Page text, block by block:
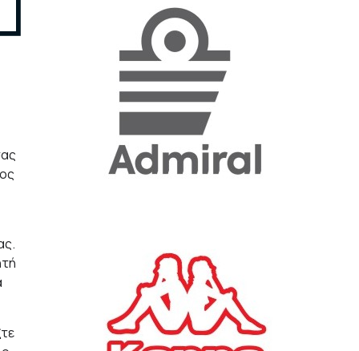
«Η ακρίβεια «γονατίζει»
την κοινωνία - Νέα μεγάλη
έρευνα της Pulse για το
ΟΙΚΟΝΟΜΙΑ 23/07/2026, 12:50
Aktor: Δεν θα γίνουν
δεκτές προσφορές κάτω
Κ. Πιερρακάκης: Νέα
εποχή για το Ολυμπιακό
Κωπηλατοδρόμιο - Η
δημόσια περιουσία είναι